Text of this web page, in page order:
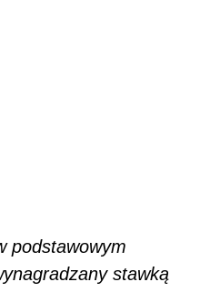
podstawowym
stawką